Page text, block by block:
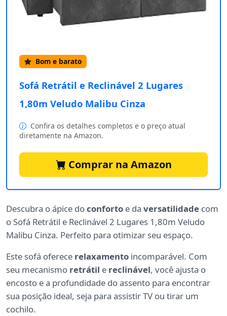
Bom e barato
Sofá Retrátil e Reclinável 2 Lugares
1,80m Veludo Malibu Cinza
Confira os detalhes completos e o preço atual
diretamente na Amazon.
Comprar na Amazon
Descubra o ápice doconforto e da versatilidade com
o Sofá Retrátil e Reclinável 2 Lugares 1,80m Veludo
Malibu Cinza. Perfeito para otimizar seu espaço.
Este sofá oferece relaxamento incomparável. Com
seu mecanismo retrátil e reclinável, você ajusta o
encosto e a profundidade do assento para encontrar
sua posição ideal, seja para assistir TV ou tirar um
cochilo.